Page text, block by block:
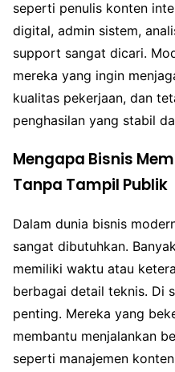
seperti penulis konten
digital, admin sistem,
support sangat dicari.
mereka yang ingin
kualitas pekerjaan, dan
penghasilan yang stabil
Mengapa Bisnis
Tanpa Tampil Publik
Dalam dunia bisnis
sangat dibutuhkan.
memiliki waktu atau
berbagai detail teknis. Di
penting. Mereka yang
membantu menjalankan
seperti manajemen